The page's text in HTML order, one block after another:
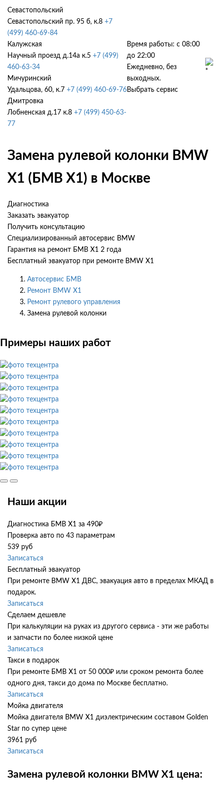
Севастопольский
Севастопольский пр. 95 б, к.8 +7
(499) 460-69-84
Калужская
Научный проезд д.14а к.5 +7 (499)
460-63-34
Мичуринский
Удальцова, 60, к.7 +7 (499) 460-69-76
Дмитровка
Лобненская д.17 к.8 +7 (499) 450-63-
77
Время работы: с 08:00
до 22:00
Ежедневно, без
выходных.
Выбрать сервис
Замена рулевой колонки BMW
X1 (БМВ Х1) в Москве
Диагностика
Заказать эвакуатор
Получить консультацию
Специализированный автосервис BMW
Гарантия на ремонт БМВ Х1 2 года
Бесплатный эвакуатор при ремонте BMW X1
Автосервис БМВ
Ремонт BMW X1
Ремонт рулевого управления
Замена рулевой колонки
Примеры наших работ
Наши акции
Диагностика БМВ Х1 за 490₽
Проверка авто по 43 параметрам
539 руб
Записаться
Бесплатный эвакуатор
При ремонте BMW X1 ДВС, эвакуация авто в пределах МКАД в
подарок.
Записаться
Сделаем дешевле
При калькуляции на руках из другого сервиса - эти же работы
и запчасти по более низкой цене
Записаться
Такси в подарок
При ремонте БМВ Х1 от 50 000₽ или сроком ремонта более
одного дня, такси до дома по Москве бесплатно.
Записаться
Мойка двигателя
Мойка двигателя BMW X1 диэлектрическим составом Golden
Star по супер цене
3961 руб
Записаться
Замена рулевой колонки BMW X1 цена: